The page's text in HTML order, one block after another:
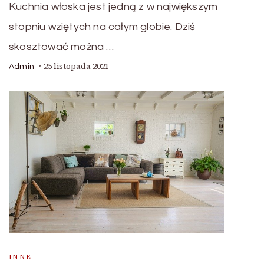
Kuchnia włoska jest jedną z w największym
stopniu wziętych na całym globie. Dziś
skosztować można …
Admin 25 listopada 2021
INNE